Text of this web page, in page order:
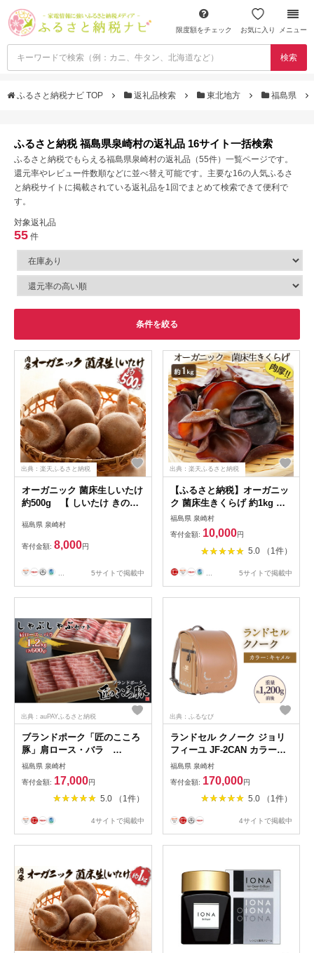
限度額をチェック お気に入り メニュー
検索
ふるさと納税ナビ TOP 返礼品検索 東北地方 福島県
ふるさと納税 福島県泉崎村の返礼品 16サイト一括検索
ふるさと納税でもらえる福島県泉崎村の返礼品（55件）一覧ページです。
還元率やレビュー件数順などに並べ替え可能です。主要な16の人気ふるさ
と納税サイトに掲載されている返礼品を1回でまとめて検索できて便利で
す。
対象返礼品
55 件
条件を絞る
出典：楽天ふるさと納税
オーガニック 菌床生しいたけ
約500g 【 しいたけ きのこ
認定 食物繊維 ビタミン ミネ
ラル 】
福島県 泉崎村
寄付金額: 8,000円
... 5サイトで掲載中
出典：楽天ふるさと納税
【ふるさと納税】オーガニッ
ク 菌床生きくらげ 約1kg し
いたけ きのこ 野菜 国産 GAP
認証 有機JAS認定 食物繊維
ビタミン ミネラル
福島県 泉崎村
寄付金額: 10,000円
5.0 （1件）
... 5サイトで掲載中
出典：auPAYふるさと納税
ブランドポーク「匠のこころ
豚」肩ロース・バラ
1.2kg（各600g）しゃぶしゃ
ぶセット【◎安全・安心
JGAP・農場HACCP認証取
得】 [№5734-0085]
福島県 泉崎村
寄付金額: 17,000円
5.0 （1件）
4サイトで掲載中
出典：ふるなび
ランドセル クノーク ジョリ
フィーユ JF-2CAN カラー：
キャメル A4フラットファイ
ル対応 約1200g
福島県 泉崎村
寄付金額: 170,000円
5.0 （1件）
4サイトで掲載中